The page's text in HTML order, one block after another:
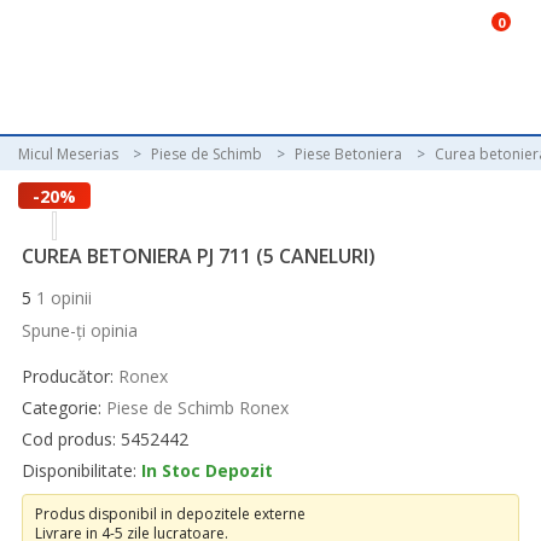
0
Micul Meserias Piese de Schimb Piese Betoniera Curea
-20%
CUREA BETONIERA PJ 711 (5 CANELURI)
5 1 opinii
Spune-ţi opinia
Producător: Ronex
Categorie: Piese de Schimb Ronex
Cod produs: 5452442
Disponibilitate: In Stoc Depozit
Produs disponibil in depozitele externe
Livrare in 4-5 zile lucratoare.